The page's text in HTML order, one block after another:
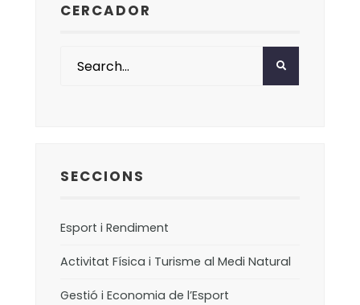
CERCADOR
SECCIONS
Esport i Rendiment
Activitat Física i Turisme al Medi Natural
Gestió i Economia de l’Esport